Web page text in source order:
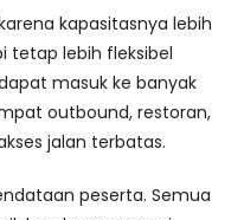
kapasitasnya lebih
tetap lebih fleksibel
masuk ke banyak
outbound, restoran,
jalan terbatas.
peserta. Semua